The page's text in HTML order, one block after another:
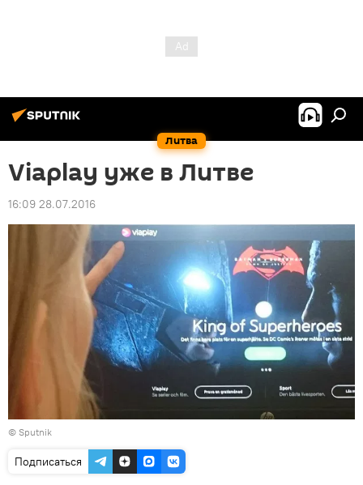
Литва
Viaplay уже в Литве
16:09 28.07.2016
© Sputnik
Подписаться